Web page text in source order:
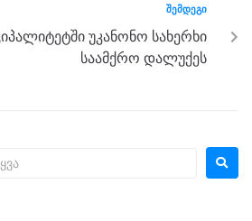
ᲨᲔᲛᲓᲔᲒᲘ
უკანონო სახერხი
საამქრო დალუქეს